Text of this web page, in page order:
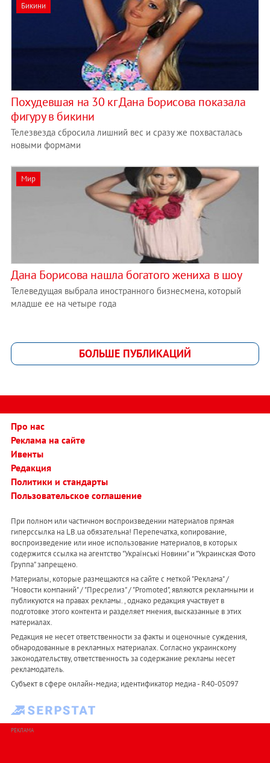
Бикини
Похудевшая на 30 кг Дана Борисова показала
фигуру в бикини
Телезвезда сбросила лишний вес и сразу же похвасталась
новыми формами
Мир
Дана Борисова нашла богатого жениха в шоу
Телеведущая выбрала иностранного бизнесмена, который
младше ее на четыре года
БОЛЬШЕ ПУБЛИКАЦИЙ
Про нас
Реклама на сайте
Ивенты
Редакция
Политики и стандарты
Пользовательское соглашение
При полном или частичном воспроизведении материалов прямая
гиперссылка на LB.ua обязательна! Перепечатка, копирование,
воспроизведение или иное использование материалов, в которых
содержится ссылка на агентство "Українськi Новини" и "Украинская Фото
Группа" запрещено.
Материалы, которые размещаются на сайте с меткой "Реклама" /
"Новости компаний" / "Пресрелиз" / "Promoted", являются рекламными и
публикуются на правах рекламы. , однако редакция участвует в
подготовке этого контента и разделяет мнения, высказанные в этих
материалах.
Редакция не несет ответственности за факты и оценочные суждения,
обнародованные в рекламных материалах. Согласно украинскому
законодательству, ответственность за содержание рекламы несет
рекламодатель.
Субъект в сфере онлайн-медиа; идентификатор медиа - R40-05097
РЕКЛАМА